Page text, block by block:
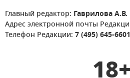
Главный редактор: Гаврилова А.В.
Адрес электронной почты
Телефон Редакции: 7 (495) 645-6601